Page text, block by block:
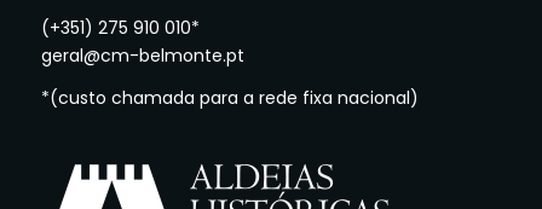
(+351) 275 910 010*
geral@cm-belmonte.pt
*(custo chamada para a rede fixa nacional)